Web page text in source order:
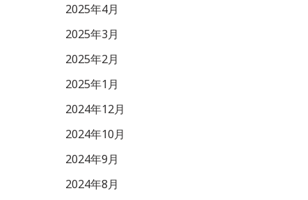
2025年4月
2025年3月
2025年2月
2025年1月
2024年12月
2024年10月
2024年9月
2024年8月